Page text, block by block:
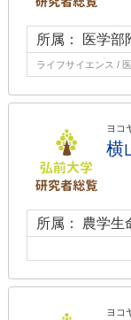
所属： 医学部
ライフサイエンス /
ヨコ
所属： 農学生
ヨコ